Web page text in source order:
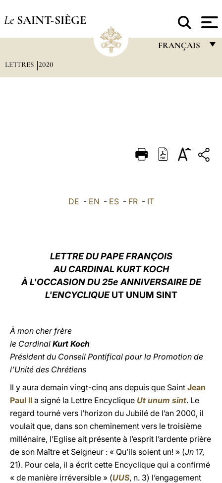
Le SAINT-SIÈGE
FRANÇAIS
DEUTSCH
LETTRES 2020
DE - EN - ES- FR- IT
LETTREDU PAPEFRANÇOIS
AU CARDINAL KURT KOCH
À L'OCCASION DU 25e ANNIVERSAIRE DE
L'ENCYCLIQUEUT UNUM SINT
À mon cher frère
le Cardinal Kurt Koch
Président du Conseil Pontifical pour la Promotion de
l’Unité des Chrétiens
Il y aura demain vingt-cinq ans depuis que Saint Jean
Paul II a signé la Lettre Encyclique Ut unum sint. Le
regard tourné vers l’horizon du Jubilé de l’an 2000, il
voulait que, dans son cheminement vers le troisième
millénaire, l’Eglise ait présente à l’esprit l’ardente prière
de son Maître et Seigneur : « Qu’ils soient un! » (Jn 17,
21). Pour cela, il a écrit cette Encyclique qui a confirmé
« de manière irréversible » (UUS, n. 3) l’engagement